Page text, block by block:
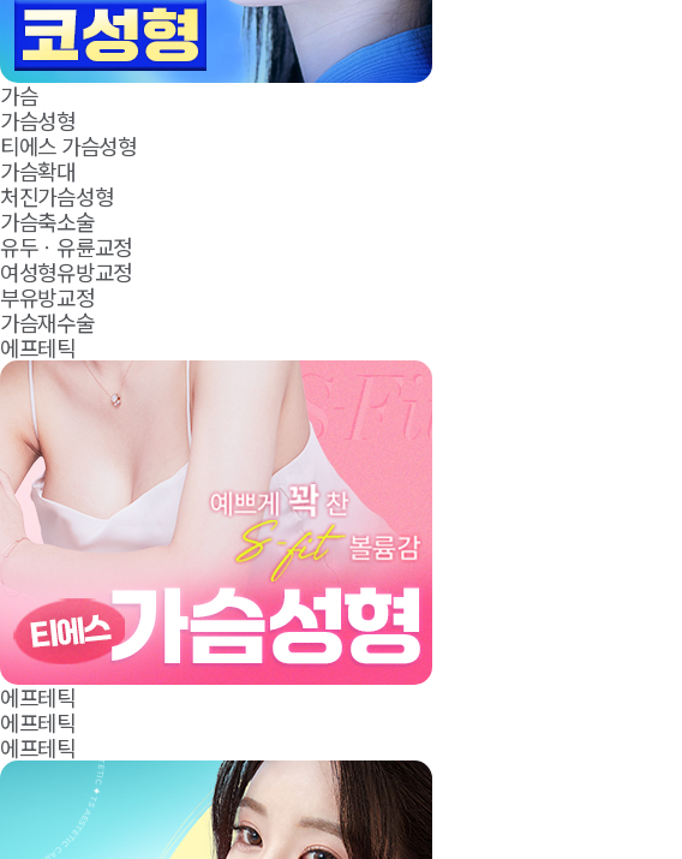
가슴
가슴성형
티에스 가슴성형
가슴확대
처진가슴성형
가슴축소술
유두ㆍ유륜교정
여성형유방교정
부유방교정
가슴재수술
에프테틱
에프테틱
에프테틱
에프테틱